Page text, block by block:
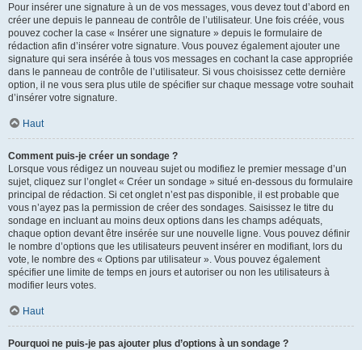
Pour insérer une signature à un de vos messages, vous devez tout d’abord en
créer une depuis le panneau de contrôle de l’utilisateur. Une fois créée, vous
pouvez cocher la case « Insérer une signature » depuis le formulaire de
rédaction afin d’insérer votre signature. Vous pouvez également ajouter une
signature qui sera insérée à tous vos messages en cochant la case appropriée
dans le panneau de contrôle de l’utilisateur. Si vous choisissez cette dernière
option, il ne vous sera plus utile de spécifier sur chaque message votre souhait
d’insérer votre signature.
Haut
Comment puis-je créer un sondage ?
Lorsque vous rédigez un nouveau sujet ou modifiez le premier message d’un
sujet, cliquez sur l’onglet « Créer un sondage » situé en-dessous du formulaire
principal de rédaction. Si cet onglet n’est pas disponible, il est probable que
vous n’ayez pas la permission de créer des sondages. Saisissez le titre du
sondage en incluant au moins deux options dans les champs adéquats,
chaque option devant être insérée sur une nouvelle ligne. Vous pouvez définir
le nombre d’options que les utilisateurs peuvent insérer en modifiant, lors du
vote, le nombre des « Options par utilisateur ». Vous pouvez également
spécifier une limite de temps en jours et autoriser ou non les utilisateurs à
modifier leurs votes.
Haut
Pourquoi ne puis-je pas ajouter plus d’options à un sondage ?